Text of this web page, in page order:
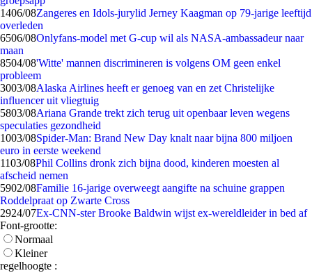
1406/08Zangeres en Idols-jurylid Jerney Kaagman op 79-jarige leeftijd
overleden
6506/08Onlyfans-model met G-cup wil als NASA-ambassadeur naar
maan
8504/08'Witte' mannen discrimineren is volgens OM geen enkel
probleem
3003/08Alaska Airlines heeft er genoeg van en zet Christelijke
influencer uit vliegtuig
5803/08Ariana Grande trekt zich terug uit openbaar leven wegens
speculaties gezondheid
1003/08Spider-Man: Brand New Day knalt naar bijna 800 miljoen
euro in eerste weekend
1103/08Phil Collins dronk zich bijna dood, kinderen moesten al
afscheid nemen
5902/08Familie 16-jarige overweegt aangifte na schuine grappen
Roddelpraat op Zwarte Cross
2924/07Ex-CNN-ster Brooke Baldwin wijst ex-wereldleider in bed af
Font-grootte:
Normaal
Kleiner
regelhoogte :